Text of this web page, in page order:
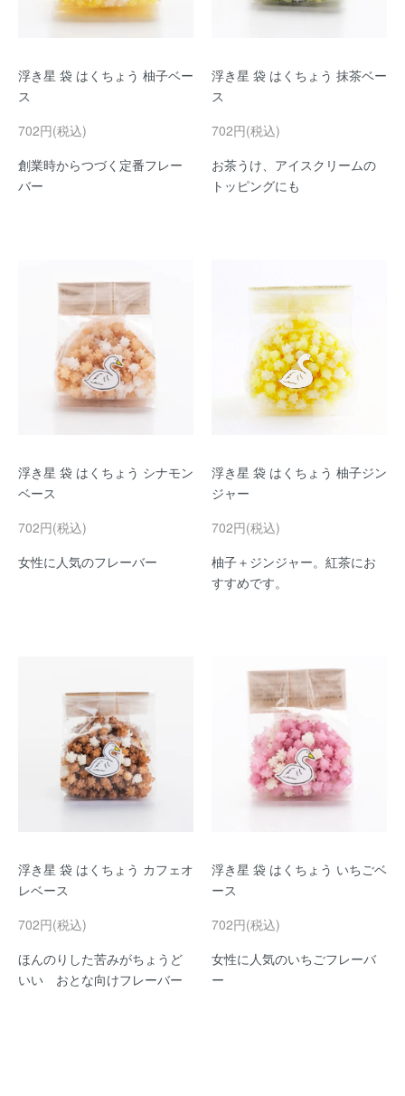
浮き星 袋 はくちょう 柚子ベー
ス
702円(税込)
創業時からつづく定番フレー
バー
浮き星 袋 はくちょう 抹茶ベー
ス
702円(税込)
お茶うけ、アイスクリームの
トッピングにも
浮き星 袋 はくちょう シナモン
ベース
702円(税込)
女性に人気のフレーバー
浮き星 袋 はくちょう 柚子ジン
ジャー
702円(税込)
柚子＋ジンジャー。紅茶にお
すすめです。
浮き星 袋 はくちょう カフェオ
レベース
702円(税込)
ほんのりした苦みがちょうど
いい おとな向けフレーバー
浮き星 袋 はくちょう いちごベ
ース
702円(税込)
女性に人気のいちごフレーバ
ー